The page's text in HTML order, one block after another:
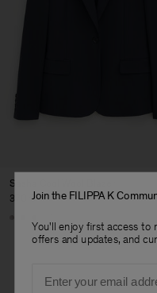
Sasha Cool Wool Blazer
370 €Join the FILIPPA K
You'll enjoy first access to
offers and updates, and